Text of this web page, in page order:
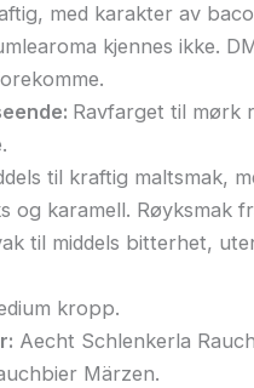
med karakter av
kjennes ikke.
Ravfarget til mørk
til kraftig maltsmak,
og karamell. Røyksmak
til middels bitterhet,
kropp.
Aecht Schlenkerla
Märzen.